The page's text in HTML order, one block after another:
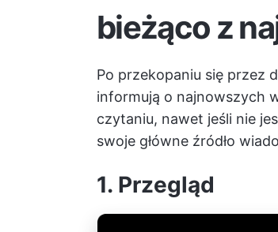
bieżąco z
Po przekopaniu się przez
informują o najnowszych
czytaniu, nawet jeśli nie
swoje główne źródło
1. Przegląd